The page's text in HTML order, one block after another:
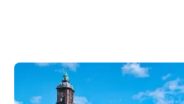
Manuellt Få hjälp
Välj tillvägagångssätt